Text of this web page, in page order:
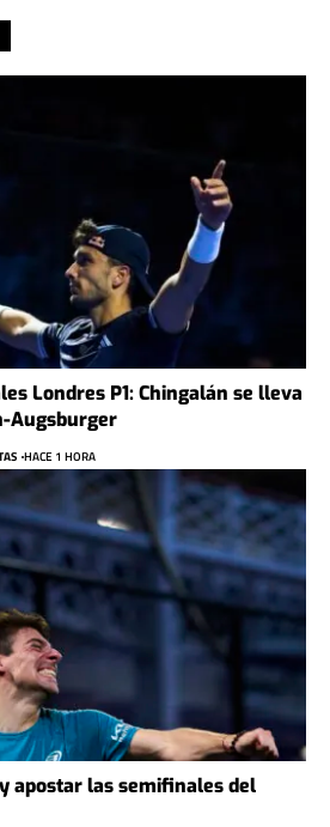
Londres P1: Chingalán se lleva
Augsburger
HACE 1 HORA
apostar las semifinales del